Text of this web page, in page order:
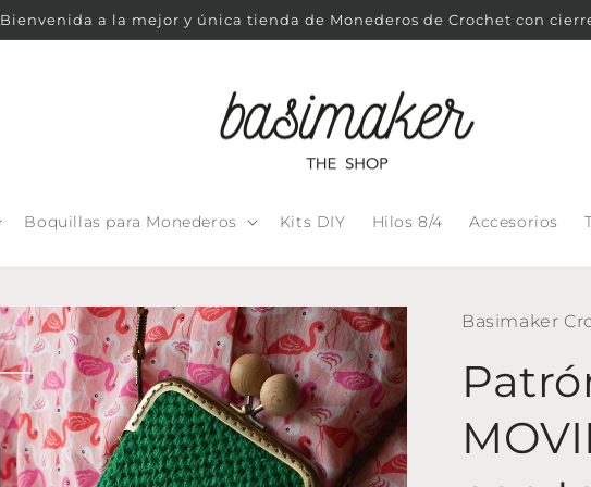
Bienvenida a la mejor y única tienda de Monederos de Crochet con
Boquillas para Monederos Kits DIY Hilos 8/4 Accesorios
Basimaker